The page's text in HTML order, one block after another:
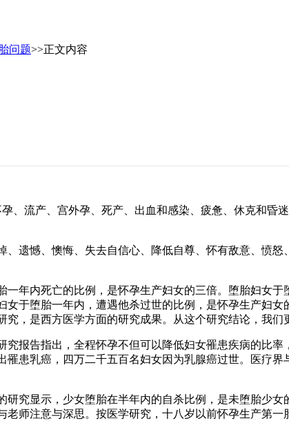
问题>>正文内容
流产、宫外孕、死产、出血和感染、疲惫、休克和昏
憾、懊悔、失去自信心、降低自尊、怀有敌意、愤怒
内死亡的比例，是怀孕生产妇女的三倍。堕胎妇女于
于堕胎一年内，遭遇他杀过世的比例，是怀孕生产妇
，是西方医学方面的研究成果。从这个研究结论，我们
告指出，全程怀孕不但可以降低妇女罹患疾病的比率
患乳癌，四万二千五百名妇女因为乳腺癌过世。医疗
显示，少女堕胎在半年内的自杀比例，是未堕胎少女
师注意与深思。按医学研究，十八岁以前怀孕生产第